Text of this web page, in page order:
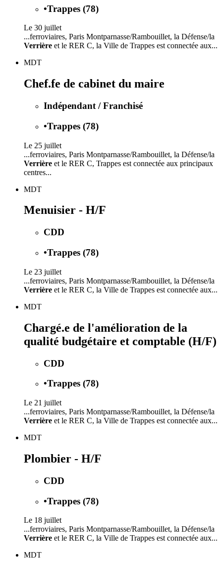
•Trappes (78)
Le 30 juillet
...ferroviaires, Paris Montparnasse/Rambouillet, la Défense/la
Verrière et le RER C, la Ville de Trappes est connectée aux...
MDT
Chef.fe de cabinet du maire
Indépendant / Franchisé
•Trappes (78)
Le 25 juillet
...ferroviaires, Paris Montparnasse/Rambouillet, la Défense/la
Verrière et le RER C, Trappes est connectée aux principaux
centres...
MDT
Menuisier - H/F
CDD
•Trappes (78)
Le 23 juillet
...ferroviaires, Paris Montparnasse/Rambouillet, la Défense/la
Verrière et le RER C, la Ville de Trappes est connectée aux...
MDT
Chargé.e de l'amélioration de la
qualité budgétaire et comptable (H/F)
CDD
•Trappes (78)
Le 21 juillet
...ferroviaires, Paris Montparnasse/Rambouillet, la Défense/la
Verrière et le RER C, la Ville de Trappes est connectée aux...
MDT
Plombier - H/F
CDD
•Trappes (78)
Le 18 juillet
...ferroviaires, Paris Montparnasse/Rambouillet, la Défense/la
Verrière et le RER C, la Ville de Trappes est connectée aux...
MDT